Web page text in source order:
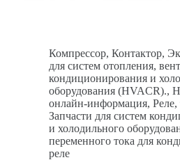
Компрессор, Контактор,
для систем отопления,
кондиционирования и
оборудования (HVACR).,
онлайн-информация, Реле,
Запчасти для систем
и холодильного
переменного тока для
реле